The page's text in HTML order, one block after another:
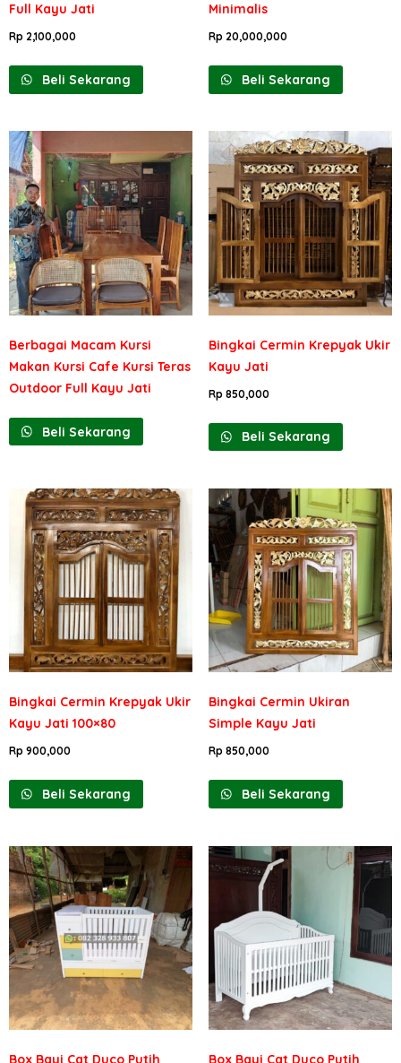
Full Kayu Jati
Rp 2,100,000
Beli Sekarang
Minimalis
Rp20,000,000
Beli Sekarang
Berbagai Macam Kursi
Makan Kursi Cafe Kursi Teras
Outdoor Full Kayu Jati
Beli Sekarang
Bingkai Cermin Krepyak Ukir
Kayu Jati
Rp850,000
Beli Sekarang
Bingkai Cermin Krepyak Ukir
Kayu Jati 100×80
Rp 900,000
Beli Sekarang
Bingkai Cermin Ukiran
Simple Kayu Jati
Rp850,000
Beli Sekarang
Box Bayi Cat Duco Putih Box Bayi Cat Duco Putih